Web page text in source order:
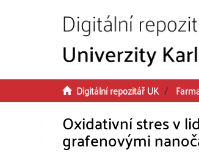
Digitální repozitář UK
Oxidativní stres v
grafenovými